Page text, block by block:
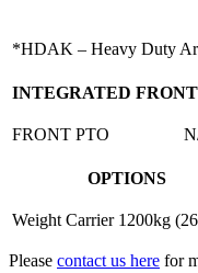
*HDAK – Heavy Duty
INTEGRATED
FRONT PTO
OPTIONS
Weight Carrier 1200kg
Please contact us here for